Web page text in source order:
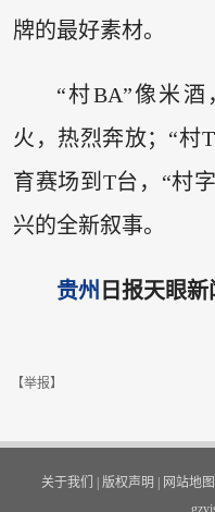
牌的最好素材。
“村BA”像米
火，热烈奔放；“村
育赛场到T台，“村
兴的全新叙事。
贵州 日报天眼
【举报】
关于我们 | 版权声明 | 网站地图